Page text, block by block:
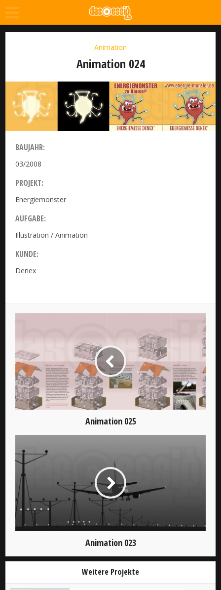
Animation
Animation 024
BAUJAHR:
03/2008
PROJEKT:
Energiemonster
AUFGABE:
Illustration / Animation
KUNDE:
Denex
Animation 025
Animation 023
Weitere Projekte